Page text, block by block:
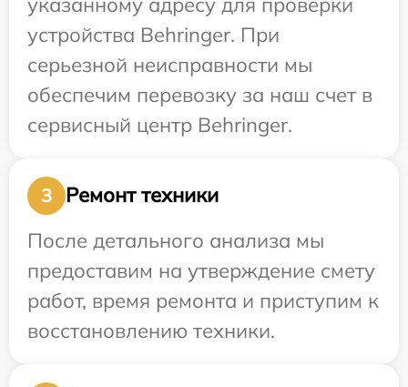
устройства Behringer. При
серьезной неисправности мы
обеспечим перевозку за наш счет в
сервисный центр Behringer.
3
Ремонт техники
После детального анализа мы
предоставим на утверждение смету
работ, время ремонта и приступим к
восстановлению техники.